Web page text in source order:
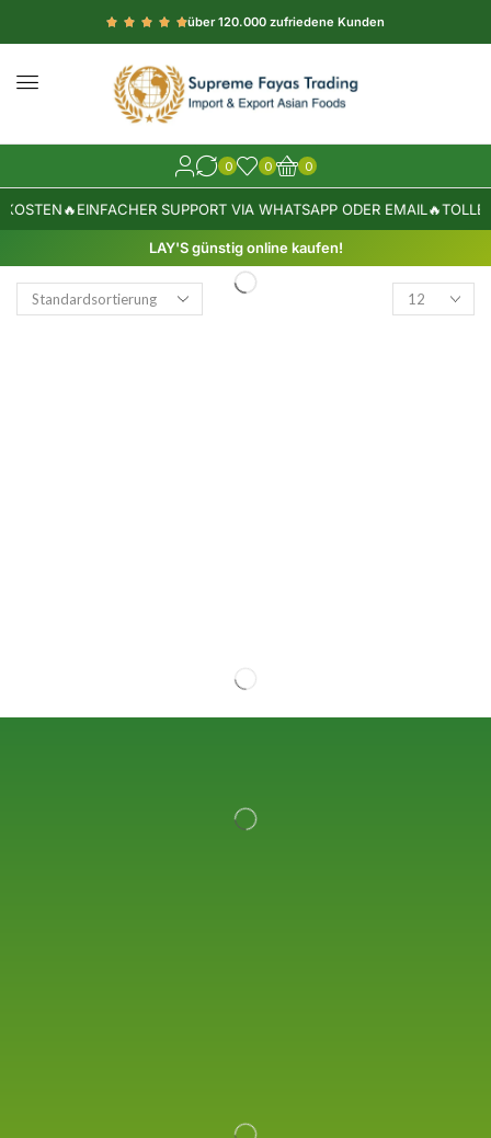
über 120.000 zufriedene Kunden
0 0 0
🔥EINFACHER SUPPORT VIA WHATSAPP ODER EMAIL🔥TOLLE
LAY'S günstig online kaufen!